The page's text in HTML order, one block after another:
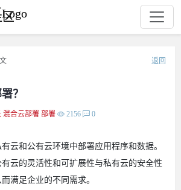
区
返回
？
混合云部署 部署 2156 0
云和公有云环境中部署应用程序和数据。
云的灵活性和可扩展性与私有云的安全性
满足企业的不同需求。